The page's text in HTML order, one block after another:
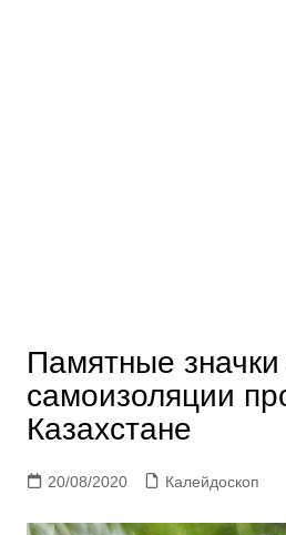
Памятные значки
самоизоляции
Казахстане
20/08/2020 Калейдоскоп